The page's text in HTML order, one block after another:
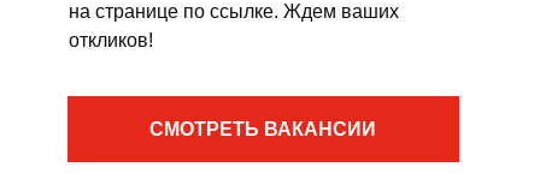
СМОТРЕТЬ ВАКАНСИИ
на странице по ссылке. Ждем ваших
откликов!